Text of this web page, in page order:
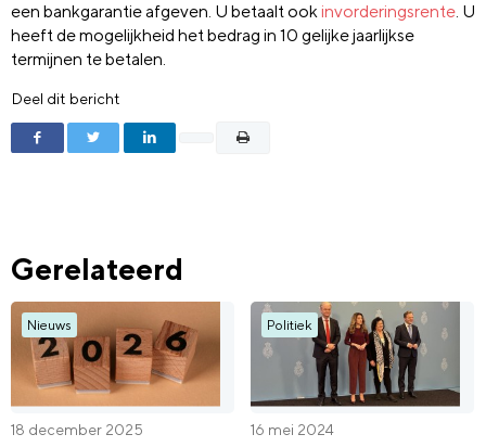
een bankgarantie afgeven. U betaalt ookinvorderingsrente. U
heeft de mogelijkheid het bedrag in 10 gelijke jaarlijkse
termijnen te betalen.
Deel dit bericht
Gerelateerd
Nieuws
18 december 2025
Politiek
16 mei 2024